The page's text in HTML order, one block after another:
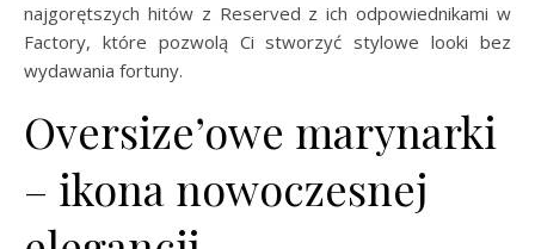
najgorętszych hitów z Reserved z ich odpowiednikami w
Factory, które pozwolą Ci stworzyć stylowe looki bez
wydawania fortuny.
Oversize’owe marynarki
– ikona nowoczesnej